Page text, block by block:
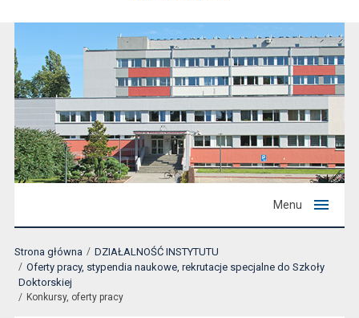
Menu
Strona główna
DZIAŁALNOŚĆ INSTYTUTU
Oferty pracy, stypendia naukowe, rekrutacje specjalne do Szkoły
Doktorskiej
Konkursy, oferty pracy